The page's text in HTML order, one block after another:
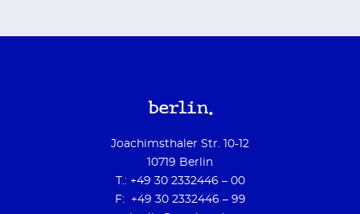
berlin.
Joachimsthaler Str. 10-12
10719 Berlin
T.: +49 30 2332446 – 00
F: +49 30 2332446 – 99